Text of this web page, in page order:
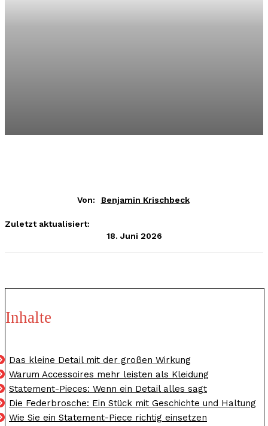
Von: Benjamin Krischbeck
Zuletzt aktualisiert:
18. Juni 2026
Inhalte
Das kleine Detail mit der großen Wirkung
Warum Accessoires mehr leisten als Kleidung
Statement-Pieces: Wenn ein Detail alles sagt
Die Federbrosche: Ein Stück mit Geschichte und Haltung
Wie Sie ein Statement-Piece richtig einsetzen